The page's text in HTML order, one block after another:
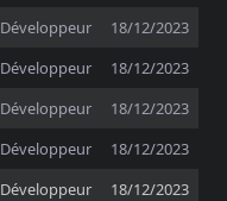
Développeur
18/12/2023
Développeur
18/12/2023
Développeur
18/12/2023
Développeur
18/12/2023
Développeur
18/12/2023